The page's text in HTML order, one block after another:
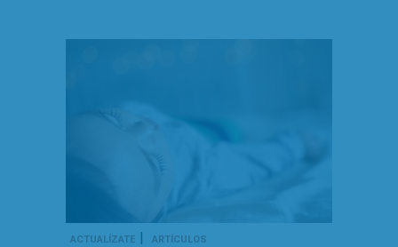
ACTUALÍZATE | ARTÍCULOS